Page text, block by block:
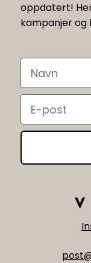
oppdatert!
kampanjer og
Navn
Email